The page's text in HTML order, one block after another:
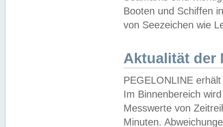
Booten und Schiffen
von Seezeichen wie
Aktualität der
PEGELONLINE
Im Binnenbereich
Messwerte von
Minuten.